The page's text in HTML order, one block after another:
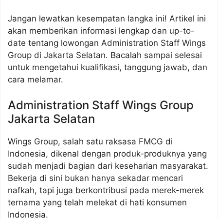
Jangan lewatkan kesempatan langka ini! Artikel ini
akan memberikan informasi lengkap dan up-to-
date tentang lowongan Administration Staff Wings
Group di Jakarta Selatan. Bacalah sampai selesai
untuk mengetahui kualifikasi, tanggung jawab, dan
cara melamar.
Administration Staff Wings Group
Jakarta Selatan
Wings Group, salah satu raksasa FMCG di
Indonesia, dikenal dengan produk-produknya yang
sudah menjadi bagian dari keseharian masyarakat.
Bekerja di sini bukan hanya sekadar mencari
nafkah, tapi juga berkontribusi pada merek-merek
ternama yang telah melekat di hati konsumen
Indonesia.